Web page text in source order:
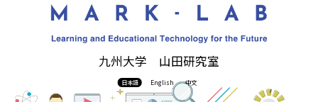
九州大学 山田研究室
日本語 English 中文